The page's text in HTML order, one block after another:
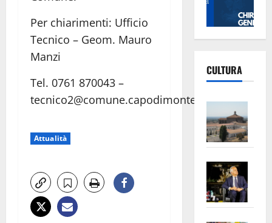
Per chiarimenti: Ufficio
Tecnico – Geom. Mauro
Manzi
Tel. 0761 870043 –
tecnico2@comune.capodimonte.vt.it
Attualità
CULTURA
apre